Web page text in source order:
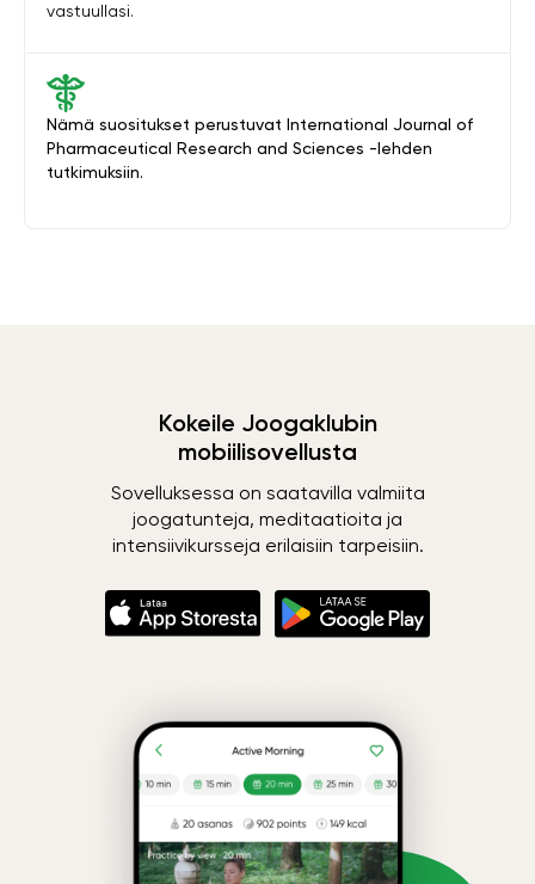
Nämä suositukset perustuvat International Journal of
Pharmaceutical Research and Sciences -lehden
tutkimuksiin.
vastuullasi.
Kokeile Joogaklubin
mobiilisovellusta
Sovelluksessa on saatavilla valmiita
joogatunteja, meditaatioita ja
intensiivikursseja erilaisiin tarpeisiin.